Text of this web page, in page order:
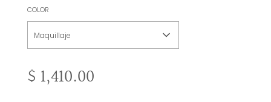
COLOR
Maquillaje
de
oferta
habitual
$ 1,410.00